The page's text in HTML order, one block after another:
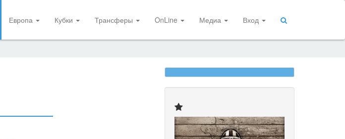
Европа Кубки Трансферы OnLine Медиа Вход